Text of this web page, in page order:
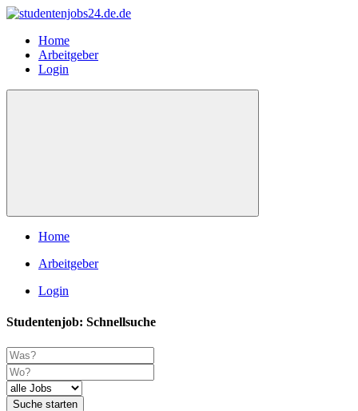
Home
Arbeitgeber
Login
Home
Arbeitgeber
Login
Studentenjob: Schnellsuche
Suche starten